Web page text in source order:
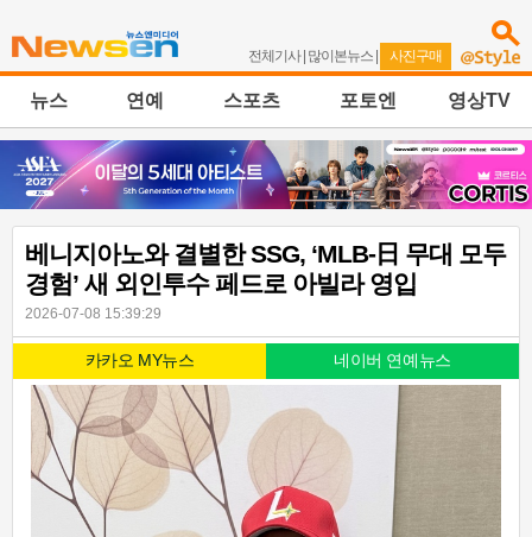
전체기사| 많이본뉴스 | 사진구매
뉴스 연예 스포츠 포토엔 영상TV
베니지아노와 결별한 SSG, ‘MLB-日 무대 모두
경험’ 새 외인투수 페드로 아빌라 영입
2026-07-08 15:39:29
카카오 MY뉴스 네이버 연예뉴스